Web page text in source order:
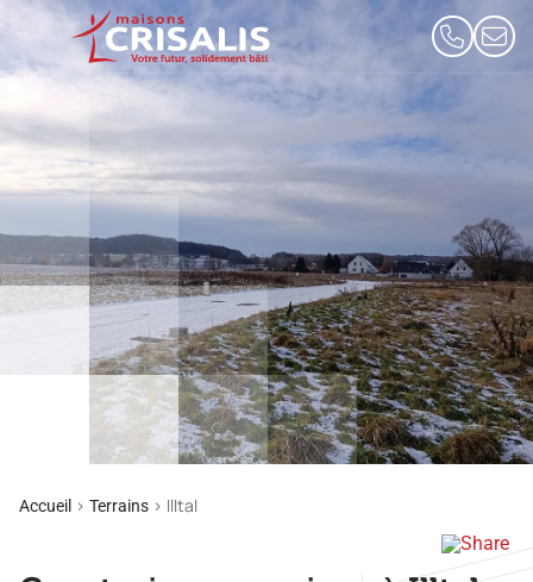
Accueil > Terrains > Illtal